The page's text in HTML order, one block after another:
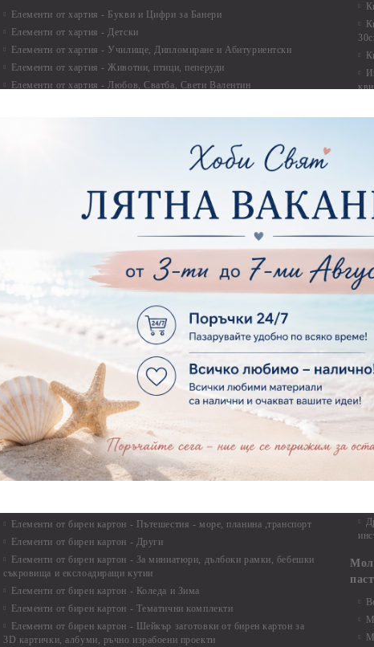
Елементи от хартия - Букви и Цифри за Банери
Елементи от хартия - Детски
Елементи от хартия - Училище, Дипломиране и Абитуриентски
Елементи от хартия - Животни, птици, пеперуди
Елементи от хартия - Любов, Сватба, Свети Валентин
Елементи от хартия - Рамки
Елементи от хартия - Морски
Елементи от хартия - Къщи, Врати, Прозорци, Огради, Фенери
Елементи от хартия - Многопластови елементи
Елементи от хартия - Други
Елементи от хартия - Микс елементи
Елементи от хартия - Коледа и Зима
Елементи от бирен картон
Елементи от бирен картон - Декоративни рамки
Елементи от бирен картон - Надписи на български
Елементи от бирен картон - Ъгли и орнаменти
Елементи от бирен картон - Сватба
Елементи от бирен картон - Училище, Дипломиране и Завършване
Елементи от бирен картон - Бебшки и Детски елементи
Елементи от бирен картон - Пътешестия - море, планина ,транспорт
Елементи от бирен картон - Други
Елементи от бирен картон - За миниатюри, дълбоки рамки, бебешки
съкровища и екслоадиращи кутии
Елементи от бирен картон - Коледа и Зима
Елементи от бирен картон - Тематични комплекти
Елементи от бирен картон - Шейкър заготовки от бирен картон за
3D картички, албуми, ръчно израбоени проекти